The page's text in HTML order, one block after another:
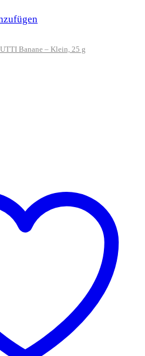
Banane – Klein, 25 g